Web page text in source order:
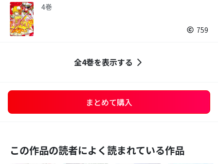
4巻
759
全4巻を表示する
まとめて購入
この作品の読者によく読まれている作品